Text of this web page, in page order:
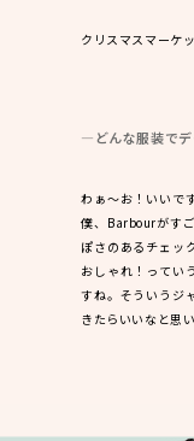
クリスマスマーケ
―どんな服装でデ
わぁ～お！いいで
僕、Barbourがす
ぽさのあるチェッ
おしゃれ！ってい
すね。そういうジ
きたらいいなと思い